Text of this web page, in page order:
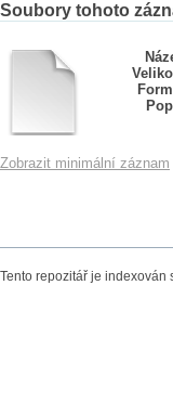
Soubory tohoto
Zobrazit minimální záznam
Tento repozitář je indexován